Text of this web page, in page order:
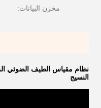
مخزن البيانات:
النسيج